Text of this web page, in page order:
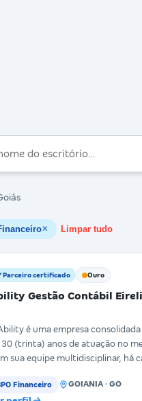
✕ Limpar tudo
Parceiro certificado Ouro
Gestão Contábil Eireli
é uma empresa
30 (trinta) anos de atuação no
sua equipe multidisciplinar, há
Financeiro GOIANIA · GO